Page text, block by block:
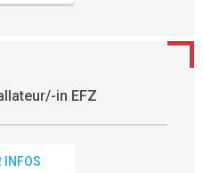
in EFZ
INFOS